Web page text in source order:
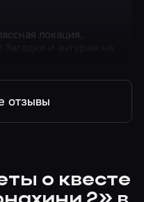
локация,
отзывы
о квесте